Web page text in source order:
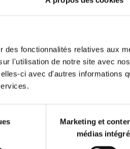
des fonctionnalités relatives aux
l'utilisation de notre site avec nos
ci avec d'autres informations
Marketing et
médias intégré